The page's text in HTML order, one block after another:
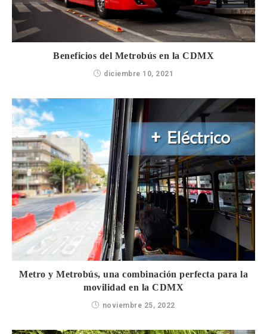
Beneficios del Metrobús en la CDMX
diciembre 10, 2021
Metro y Metrobús, una combinación perfecta para la
movilidad en la CDMX
noviembre 25, 2022